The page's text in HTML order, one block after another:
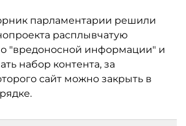
парламентарии решили
расплывчатую
"вредоносной информации" и
набор контента, за
сайт можно закрыть в